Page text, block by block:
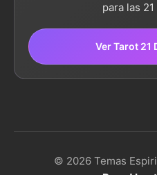
para las
Ver Tarot
© 2026 Temas